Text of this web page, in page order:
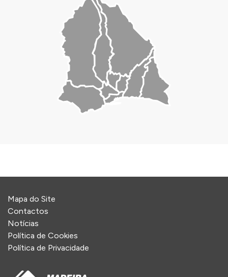
Mapa do Site
Contactos
Notícias
Política de Cookies
Política de Privacidade